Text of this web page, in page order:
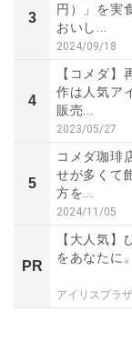
3
円）」を実
おいし...
2024/09/18
4
【コメダ
作は人気ア
販売...
2023/05/27
5
コメダ珈琲
せが多くて
方を...
2024/11/05
PR
【大人気
をあなたに。
アイリスプラザ